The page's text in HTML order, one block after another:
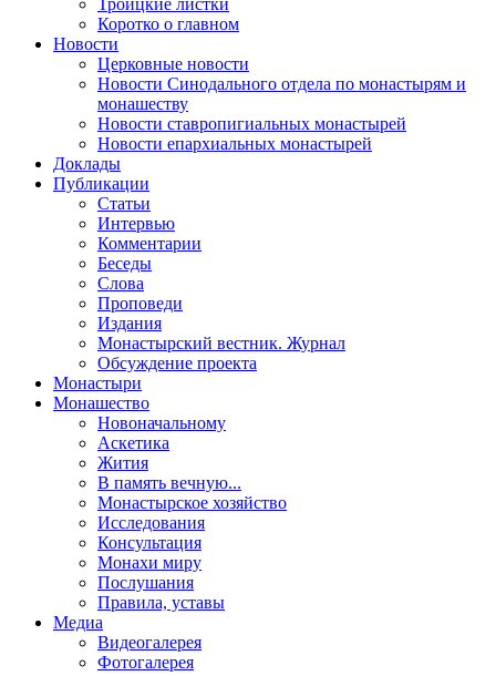
Троицкие листки
Коротко о главном
Новости
Церковные новости
Новости Синодального отдела по монастырям и
монашеству
Новости ставропигиальных монастырей
Новости епархиальных монастырей
Доклады
Публикации
Статьи
Интервью
Комментарии
Беседы
Слова
Проповеди
Издания
Монастырский вестник. Журнал
Обсуждение проекта
Монастыри
Монашество
Новоначальному
Аскетика
Жития
В память вечную...
Монастырское хозяйство
Исследования
Консультация
Монахи миру
Послушания
Правила, уставы
Медиа
Видеогалерея
Фотогалерея